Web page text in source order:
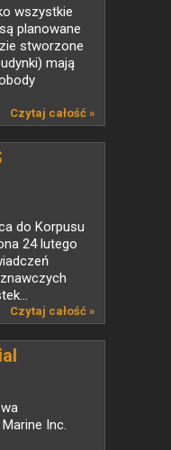
wszystkie
planowane
stworzone
mają
Czytaj całość »
do Korpusu
24 lutego
Czytaj całość »
Inc.